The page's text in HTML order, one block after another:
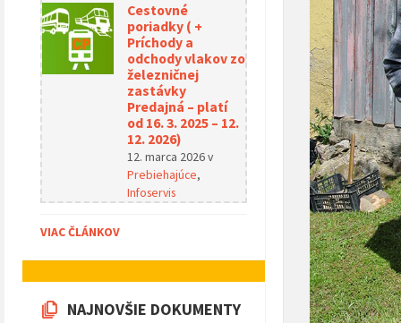
Cestovné
poriadky ( +
Príchody a
odchody vlakov zo
železničnej
zastávky
Predajná – platí
od 16. 3. 2025 – 12.
12. 2026)
12. marca 2026v
Prebiehajúce,
Infoservis
VIAC ČLÁNKOV
NAJNOVŠIE DOKUMENTY